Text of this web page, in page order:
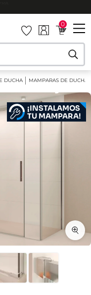
0
DUCHA MAMPARAS DE DUCHA
¡INSTALAMOS
TU MAMPARA!